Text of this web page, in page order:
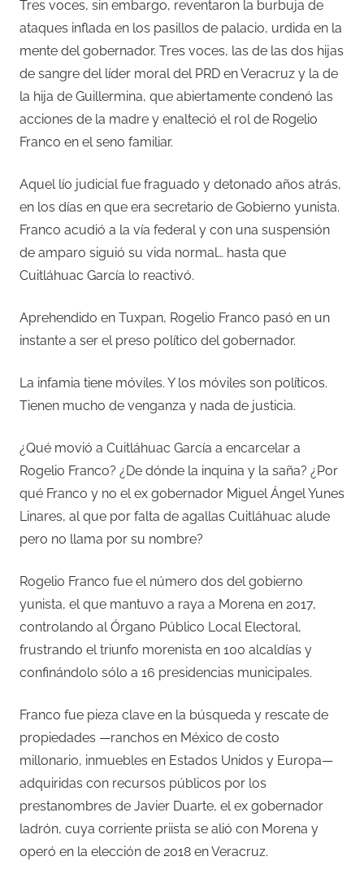
Tres voces, sin embargo, reventaron la burbuja de
ataques inflada en los pasillos de palacio, urdida en la
mente del gobernador. Tres voces, las de las dos hijas
de sangre del líder moral del PRD en Veracruz y la de
la hija de Guillermina, que abiertamente condenó las
acciones de la madre y enalteció el rol de Rogelio
Franco en el seno familiar.
Aquel lío judicial fue fraguado y detonado años atrás,
en los días en que era secretario de Gobierno yunista.
Franco acudió a la vía federal y con una suspensión
de amparo siguió su vida normal… hasta que
Cuitláhuac García lo reactivó.
Aprehendido en Tuxpan, Rogelio Franco pasó en un
instante a ser el preso político del gobernador.
La infamia tiene móviles. Y los móviles son políticos.
Tienen mucho de venganza y nada de justicia.
¿Qué movió a Cuitláhuac García a encarcelar a
Rogelio Franco? ¿De dónde la inquina y la saña? ¿Por
qué Franco y no el ex gobernador Miguel Ángel Yunes
Linares, al que por falta de agallas Cuitláhuac alude
pero no llama por su nombre?
Rogelio Franco fue el número dos del gobierno
yunista, el que mantuvo a raya a Morena en 2017,
controlando al Órgano Público Local Electoral,
frustrando el triunfo morenista en 100 alcaldías y
confinándolo sólo a 16 presidencias municipales.
Franco fue pieza clave en la búsqueda y rescate de
propiedades —ranchos en México de costo
millonario, inmuebles en Estados Unidos y Europa—
adquiridas con recursos públicos por los
prestanombres de Javier Duarte, el ex gobernador
ladrón, cuya corriente priista se alió con Morena y
operó en la elección de 2018 en Veracruz.